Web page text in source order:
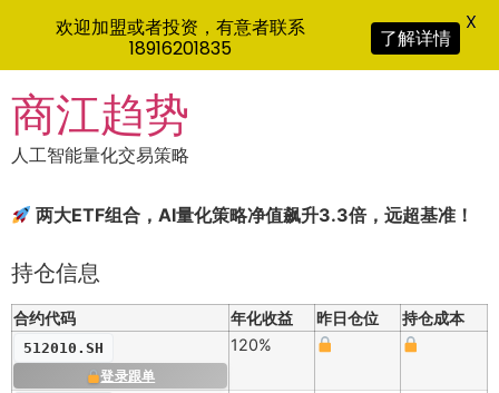
to
content
商江趋势
人工智能量化交易策略
两大ETF组合，AI量化策略净值飙升3.3倍，远超基准！
持仓信息
合约代码 年化收益 昨日仓位 持仓成本
512010.SH
登录跟单
120%
欢迎加盟或者投资，有意者联系
18916201835
了解详情
X